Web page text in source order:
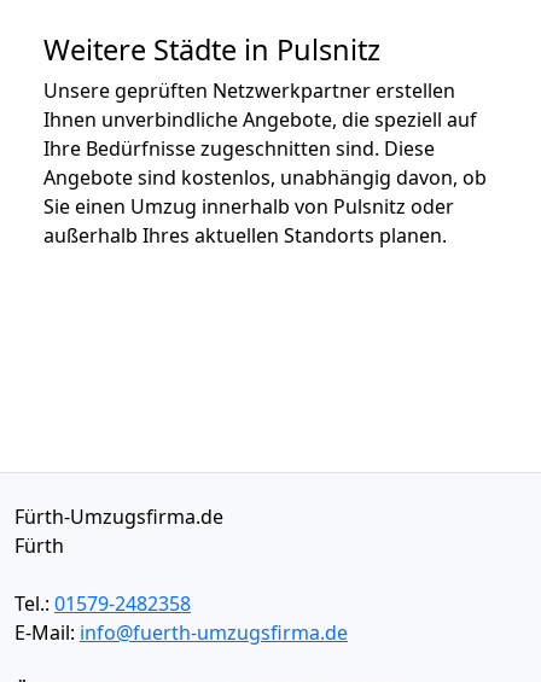
Weitere Städte in Pulsnitz
Unsere geprüften Netzwerkpartner erstellen
Ihnen unverbindliche Angebote, die speziell auf
Ihre Bedürfnisse zugeschnitten sind. Diese
Angebote sind kostenlos, unabhängig davon, ob
Sie einen Umzug innerhalb von Pulsnitz oder
außerhalb Ihres aktuellen Standorts planen.
Fürth-Umzugsfirma.de
Fürth
Tel.: 01579-2482358
E-Mail: info@fuerth-umzugsfirma.de